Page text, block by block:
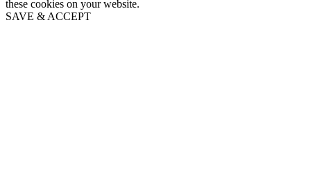
these cookies on your website.
SAVE & ACCEPT